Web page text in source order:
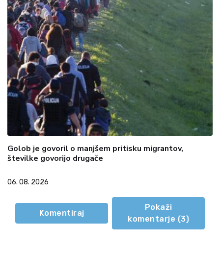
Golob je govoril o manjšem pritisku migrantov,
številke govorijo drugače
06. 08. 2026
Komentiraj
Pokaži
komentarje (3)